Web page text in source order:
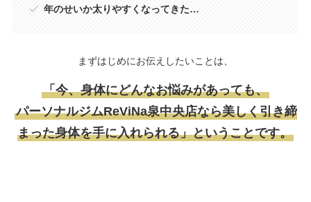
年のせいか太りやすくなってきた…
まずはじめにお伝えしたいことは、
「今、身体にどんなお悩みがあっても、
パーソナルジムReViNa泉中央店なら美しく引き締
まった身体を手に入れられる」ということです。